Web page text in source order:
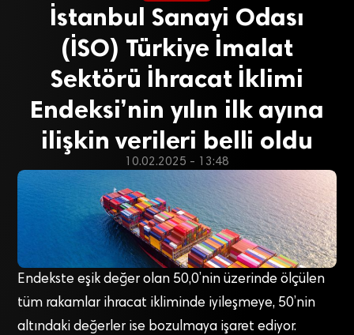
İstanbul Sanayi Odası
(İSO) Türkiye İmalat
Sektörü İhracat İklimi
Endeksi’nin yılın ilk ayına
ilişkin verileri belli oldu
10.02.2025 - 13:48
Endekste eşik değer olan 50,0’nin üzerinde ölçülen
tüm rakamlar ihracat ikliminde iyileşmeye, 50’nin
altındaki değerler ise bozulmaya işaret ediyor.